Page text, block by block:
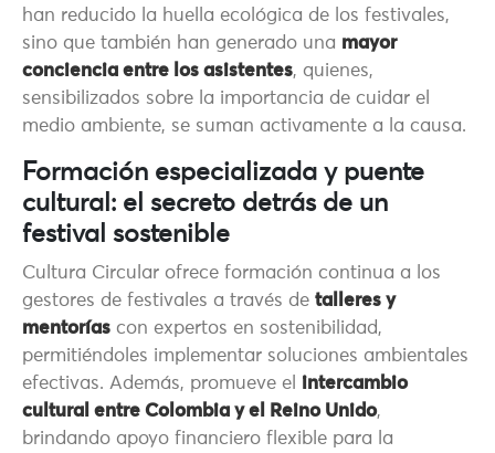
han reducido la huella ecológica de los festivales,
sino que también han generado una mayor
conciencia entre los asistentes, quienes,
sensibilizados sobre la importancia de cuidar el
medio ambiente, se suman activamente a la causa.
Formación especializada y puente
cultural: el secreto detrás de un
festival sostenible
Cultura Circular ofrece formación continua a los
gestores de festivales a través de ta lleres y
mentorías con expertos en sostenibilidad,
permitiéndoles implementar soluciones ambientales
efectivas. Además, promueve el intercambio
cultural entre Colombia y el Reino Unido,
brindando apoyo financiero flexible para la